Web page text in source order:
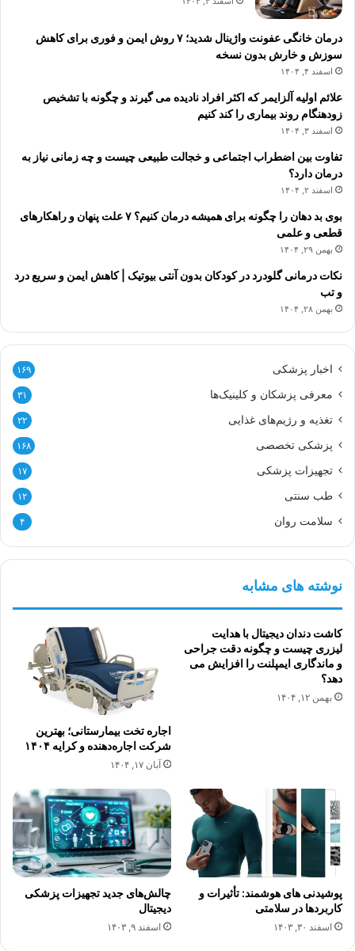
درمان خانگی عفونت واژینال شدید؛ ۷ روش ایمن و فوری برای کاهش
سوزش و خارش بدون نسخه
اسفند ۴, ۱۴۰۴
علائم اولیه آلزایمر که اکثر افراد نادیده می گیرند و چگونه با تشخیص
زودهنگام روند بیماری را کند کنیم
اسفند ۳, ۱۴۰۴
تفاوت بین اضطراب اجتماعی و خجالت طبیعی چیست و چه زمانی نیاز به
درمان دارد؟
اسفند ۲, ۱۴۰۴
بوی بد دهان را چگونه برای همیشه درمان کنیم؟ ۷ علت پنهان و راهکارهای
قطعی و علمی
بهمن ۲۹, ۱۴۰۴
نکات درمانی گلودرد در کودکان بدون آنتی بیوتیک | کاهش ایمن و سریع درد
و تب
بهمن ۲۸, ۱۴۰۴
اخبار پزشکی ۱۶۹
معرفی پزشکان و کلینیک‌ها ۳۱
تغذیه و رژیم‌های غذایی ۲۲
پزشکی تخصصی ۱۶۸
تجهیزات پزشکی ۱۷
طب سنتی ۱۲
سلامت روان ۴
نوشته های مشابه
کاشت دندان دیجیتال با هدایت
لیزری چیست و چگونه دقت جراحی
و ماندگاری ایمپلنت را افزایش می
دهد؟
بهمن ۱۲, ۱۴۰۴
اجاره تخت بیمارستانی؛ بهترین
شرکت اجاره‌دهنده و کرایه ۱۴۰۴
آبان ۱۷, ۱۴۰۴
پوشیدنی های هوشمند: تأثیرات و
کاربردها در سلامتی
اسفند ۳۰, ۱۴۰۳
چالش‌های جدید تجهیزات پزشکی
دیجیتال
اسفند ۹, ۱۴۰۳